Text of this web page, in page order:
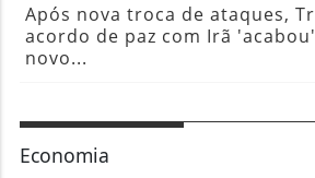
Após nova troca de ataques,
acordo de paz com Irã
novo...
Economia